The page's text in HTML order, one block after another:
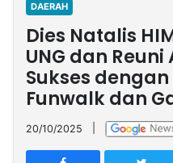
Nasional
International
Olahraga
Entertainment
Daerah
Pariwisata
Kuliner
Kolom
Network
PT
TREETAN
DAERAH
Dies Natalis
UNG dan
Sukses
Funwalk dan
20/10/2025